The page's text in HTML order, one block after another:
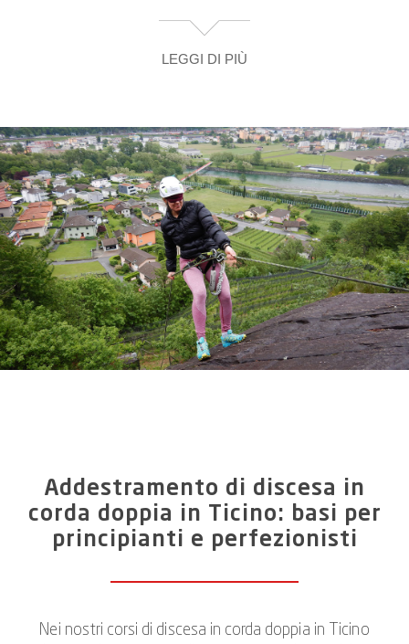
LEGGI DI PIÙ
come esercizi di coppia, i nostri corsi di discesa in
corda doppia in Ticino sono spesso prenotati come
eventi di squadra. Perchè come anche nei nostri tour
di canyoning, lo scopo è quello di lasciare la propria
zona di comfort e di raggiungere i propri limiti.
Nel canyoning si usa la tecnica della calata attiva o
passiva. Nela tecnica passiva una delle nostre guide
è a tua disposizione come compagno di
assicurazione durante la discesa in corda doppia. Gli
alpinisti si riferiscono anche alla discesa in corda
La situazione è diversa con la discesa in corda doppia
attiva. Chi lo padroneggia può influenzare
individualmente sia la velocità che i movimenti. Puoi
quali tecniche sono adatte per poter controllare la
di discesa in corda doppia in Ticino.
Addestramento di discesa in
corda doppia in Ticino: basi per
principianti e perfezionisti
Nei nostri corsi di discesa in corda doppia in Ticino